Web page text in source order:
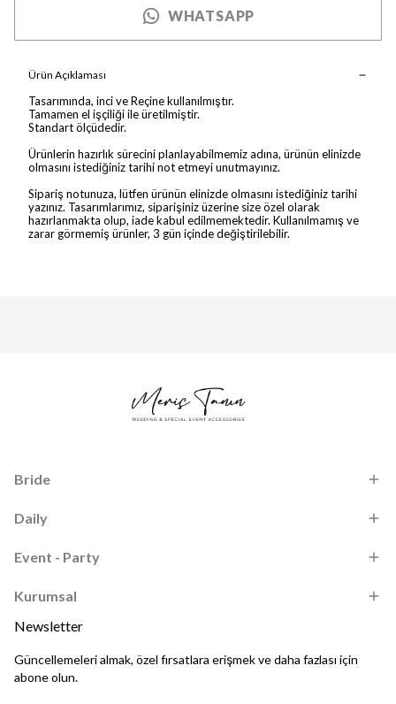
WHATSAPP
Ürün Açıklaması
Tasarımında, inci ve Reçine kullanılmıştır.
Tamamen el işçiliği ile üretilmiştir.
Standart ölçüdedir.
Ürünlerin hazırlık sürecini planlayabilmemiz adına, ürünün elinizde
olmasını istediğiniz tarihi not etmeyi unutmayınız.
Sipariş notunuza, lütfen ürünün elinizde olmasını istediğiniz tarihi
yazınız. Tasarımlarımız, siparişiniz üzerine size özel olarak
hazırlanmakta olup, iade kabul edilmemektedir. Kullanılmamış ve
zarar görmemiş ürünler, 3 gün içinde değiştirilebilir.
Bride
Daily
Event - Party
Kurumsal
Newsletter
Güncellemeleri almak, özel fırsatlara erişmek ve daha fazlası için
abone olun.